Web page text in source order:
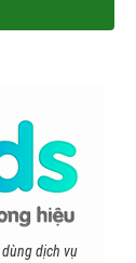
dịch vụ